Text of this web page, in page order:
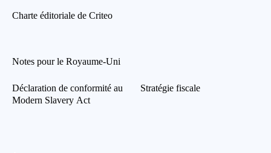
Charte éditoriale de Criteo
Notes pour le Royaume-Uni
Déclaration de conformité au
Modern Slavery Act
Stratégie fiscale